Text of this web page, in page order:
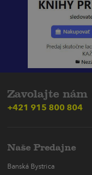
Zavolajte nám
+421 915 800 804
Naše Predajne
Banská Bystrica